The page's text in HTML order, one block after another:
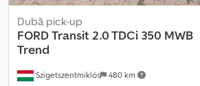
Szigetszentmiklós 480 km
Dubă pick-up
FORDTransit 2.0 TDCi 350 MWB
Trend